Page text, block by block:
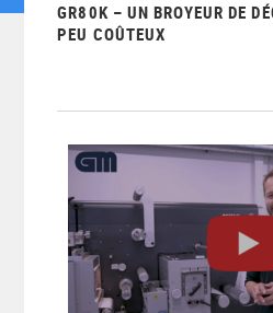
GR80K – UN BROYEUR DE
PEU COÛTEUX